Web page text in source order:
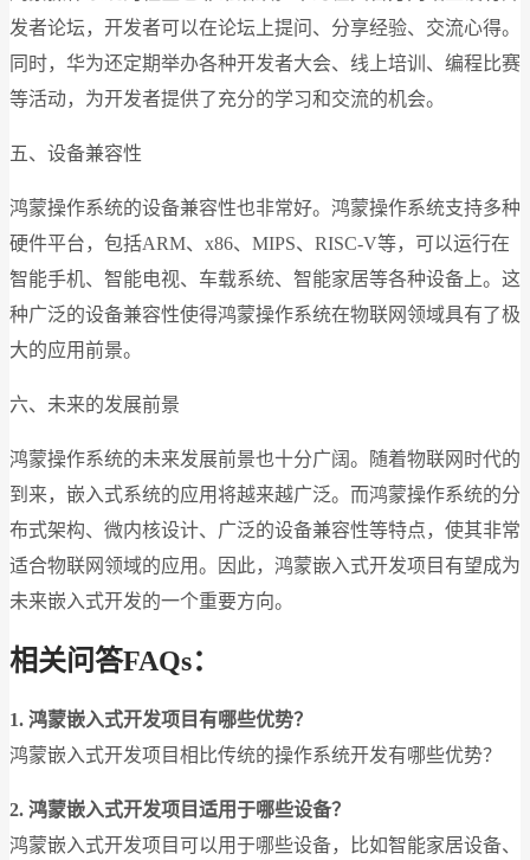
发者论坛，开发者可以在论坛上提问、分享经验、交流心得。
同时，华为还定期举办各种开发者大会、线上培训、编程比赛
等活动，为开发者提供了充分的学习和交流的机会。
五、设备兼容性
鸿蒙操作系统的设备兼容性也非常好。鸿蒙操作系统支持多种
硬件平台，包括ARM、x86、MIPS、RISC-V等，可以运行在
智能手机、智能电视、车载系统、智能家居等各种设备上。这
种广泛的设备兼容性使得鸿蒙操作系统在物联网领域具有了极
大的应用前景。
六、未来的发展前景
鸿蒙操作系统的未来发展前景也十分广阔。随着物联网时代的
到来，嵌入式系统的应用将越来越广泛。而鸿蒙操作系统的分
布式架构、微内核设计、广泛的设备兼容性等特点，使其非常
适合物联网领域的应用。因此，鸿蒙嵌入式开发项目有望成为
未来嵌入式开发的一个重要方向。
相关问答FAQs：
1. 鸿蒙嵌入式开发项目有哪些优势？
鸿蒙嵌入式开发项目相比传统的操作系统开发有哪些优势？
2. 鸿蒙嵌入式开发项目适用于哪些设备？
鸿蒙嵌入式开发项目可以用于哪些设备，比如智能家居设备、